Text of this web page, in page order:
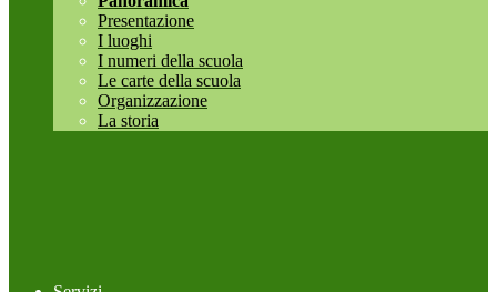
Presentazione
I luoghi
I numeri della scuola
Le carte della scuola
Organizzazione
La storia